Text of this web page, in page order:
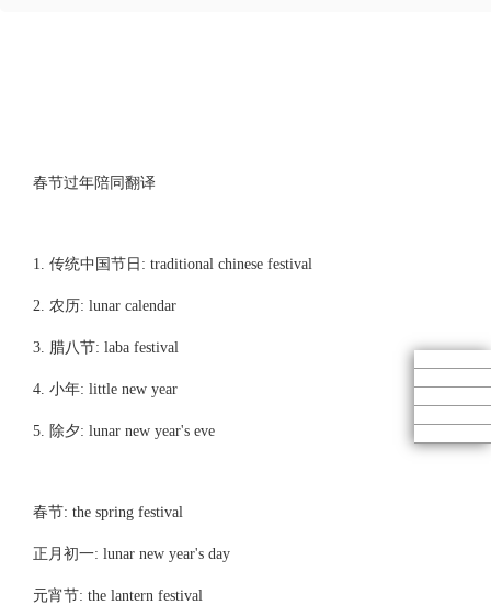
春节过年陪同翻译
1. 传统中国节日: traditional chinese festival
2. 农历: lunar calendar
3. 腊八节: laba festival
4. 小年: little new year
5. 除夕: lunar new year's eve
春节: the spring festival
正月初一: lunar new year's day
元宵节: the lantern festival